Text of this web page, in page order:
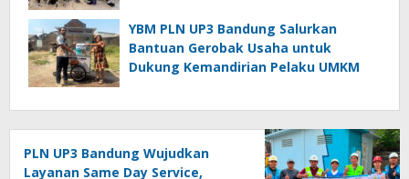
YBM PLN UP3 Bandung Salurkan
Bantuan Gerobak Usaha untuk
Dukung Kemandirian Pelaku UMKM
PLN UP3 Bandung Wujudkan
Layanan Same Day Service,